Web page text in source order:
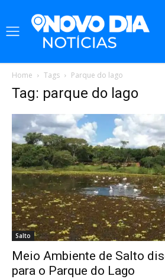
Home Tags Parque do lago
Tag: parque do lago
Salto
Meio Ambiente de Salto
para o Parque do Lago